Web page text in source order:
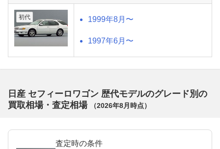
初代 1999年8月〜
1997年6月〜
日産 セフィーロワゴン 歴代モデルのグレード別の
買取相場・査定相場
（2026年8月 時点）
査定時の条件